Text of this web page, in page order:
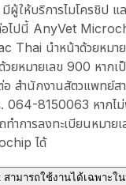
ผู้ให้บริการไมโครชิป แ
อไปนี้ AnyVet
Thai นำหน้าด้วยหมา
ยหมายเลข 900 หาก
สำนักงานสัตวแพทย์ส
064-8150063 หากไ
ำการลงทะเบียนหมาย
ได้
ามารถใช้งานได้เฉพาะใ